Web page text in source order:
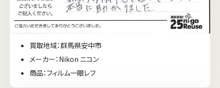
買取地域：群馬県安中市
メーカー：Nikon ニコン
商品：フィルム一眼レフ